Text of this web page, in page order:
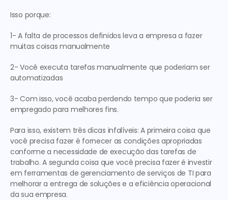
Isso porque:
1- A falta de processos definidos leva a empresa a fazer
muitas coisas manualmente
2- Você executa tarefas manualmente que poderiam ser
automatizadas
3- Com isso, você acaba perdendo tempo que poderia ser
empregado para melhores fins.
Para isso, existem três dicas infalíveis: A primeira coisa que
você precisa fazer é fornecer as condições apropriadas
conforme a necessidade de execução das tarefas de
trabalho. A segunda coisa que você precisa fazer é investir
em ferramentas de gerenciamento de serviços de TI para
melhorar a entrega de soluções e a eficiência operacional
da sua empresa.